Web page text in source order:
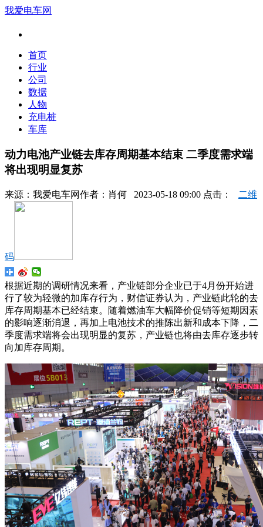
我爱电车网
首页
行业
公司
数据
人物
充电桩
车库
动力电池产业链去库存周期基本结束 二季度需求端
将出现明显复苏
来源： 我爱电车网作者： 肖何 2023-05-18 09:00 点击： 二维
码
根据近期的调研情况来看，产业链部分企业已于4月份开始进
行了较为轻微的加库存行为，财信证券认为，产业链此轮的去
库存周期基本已经结束。随着燃油车大幅降价促销等短期因素
的影响逐渐消退，再加上电池技术的推陈出新和成本下降，二
季度需求端将会出现明显的复苏，产业链也将由去库存逐步转
向加库存周期。